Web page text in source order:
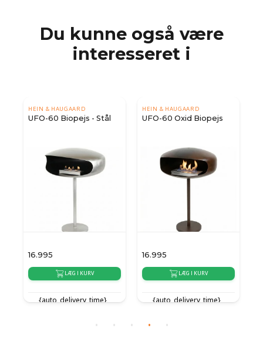
Du kunne også være
interesseret i
HEIN & HAUGAARD
UFO-60 Biopejs - Stål
16.995
LÆG I KURV
{auto_delivery_time}
HEIN & HAUGAARD
UFO-60 Oxid Biopejs
16.995
LÆG I KURV
{auto_delivery_time}